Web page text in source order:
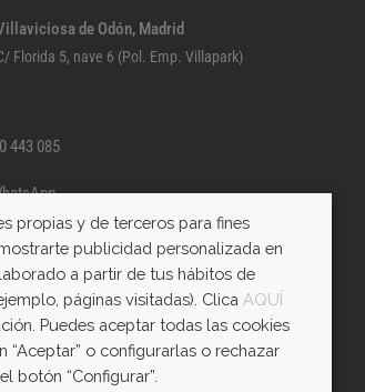
de Odón, Madrid
Florida 5, nave 6 (Pol. Emp. Villapark)
443 085
propias y de terceros para fines
publicidad personalizada en
a partir de tus hábitos de
páginas visitadas). Clica AQUÍ
Puedes aceptar todas las cookies
“Aceptar” o configurarlas o rechazar
botón “Configurar”.